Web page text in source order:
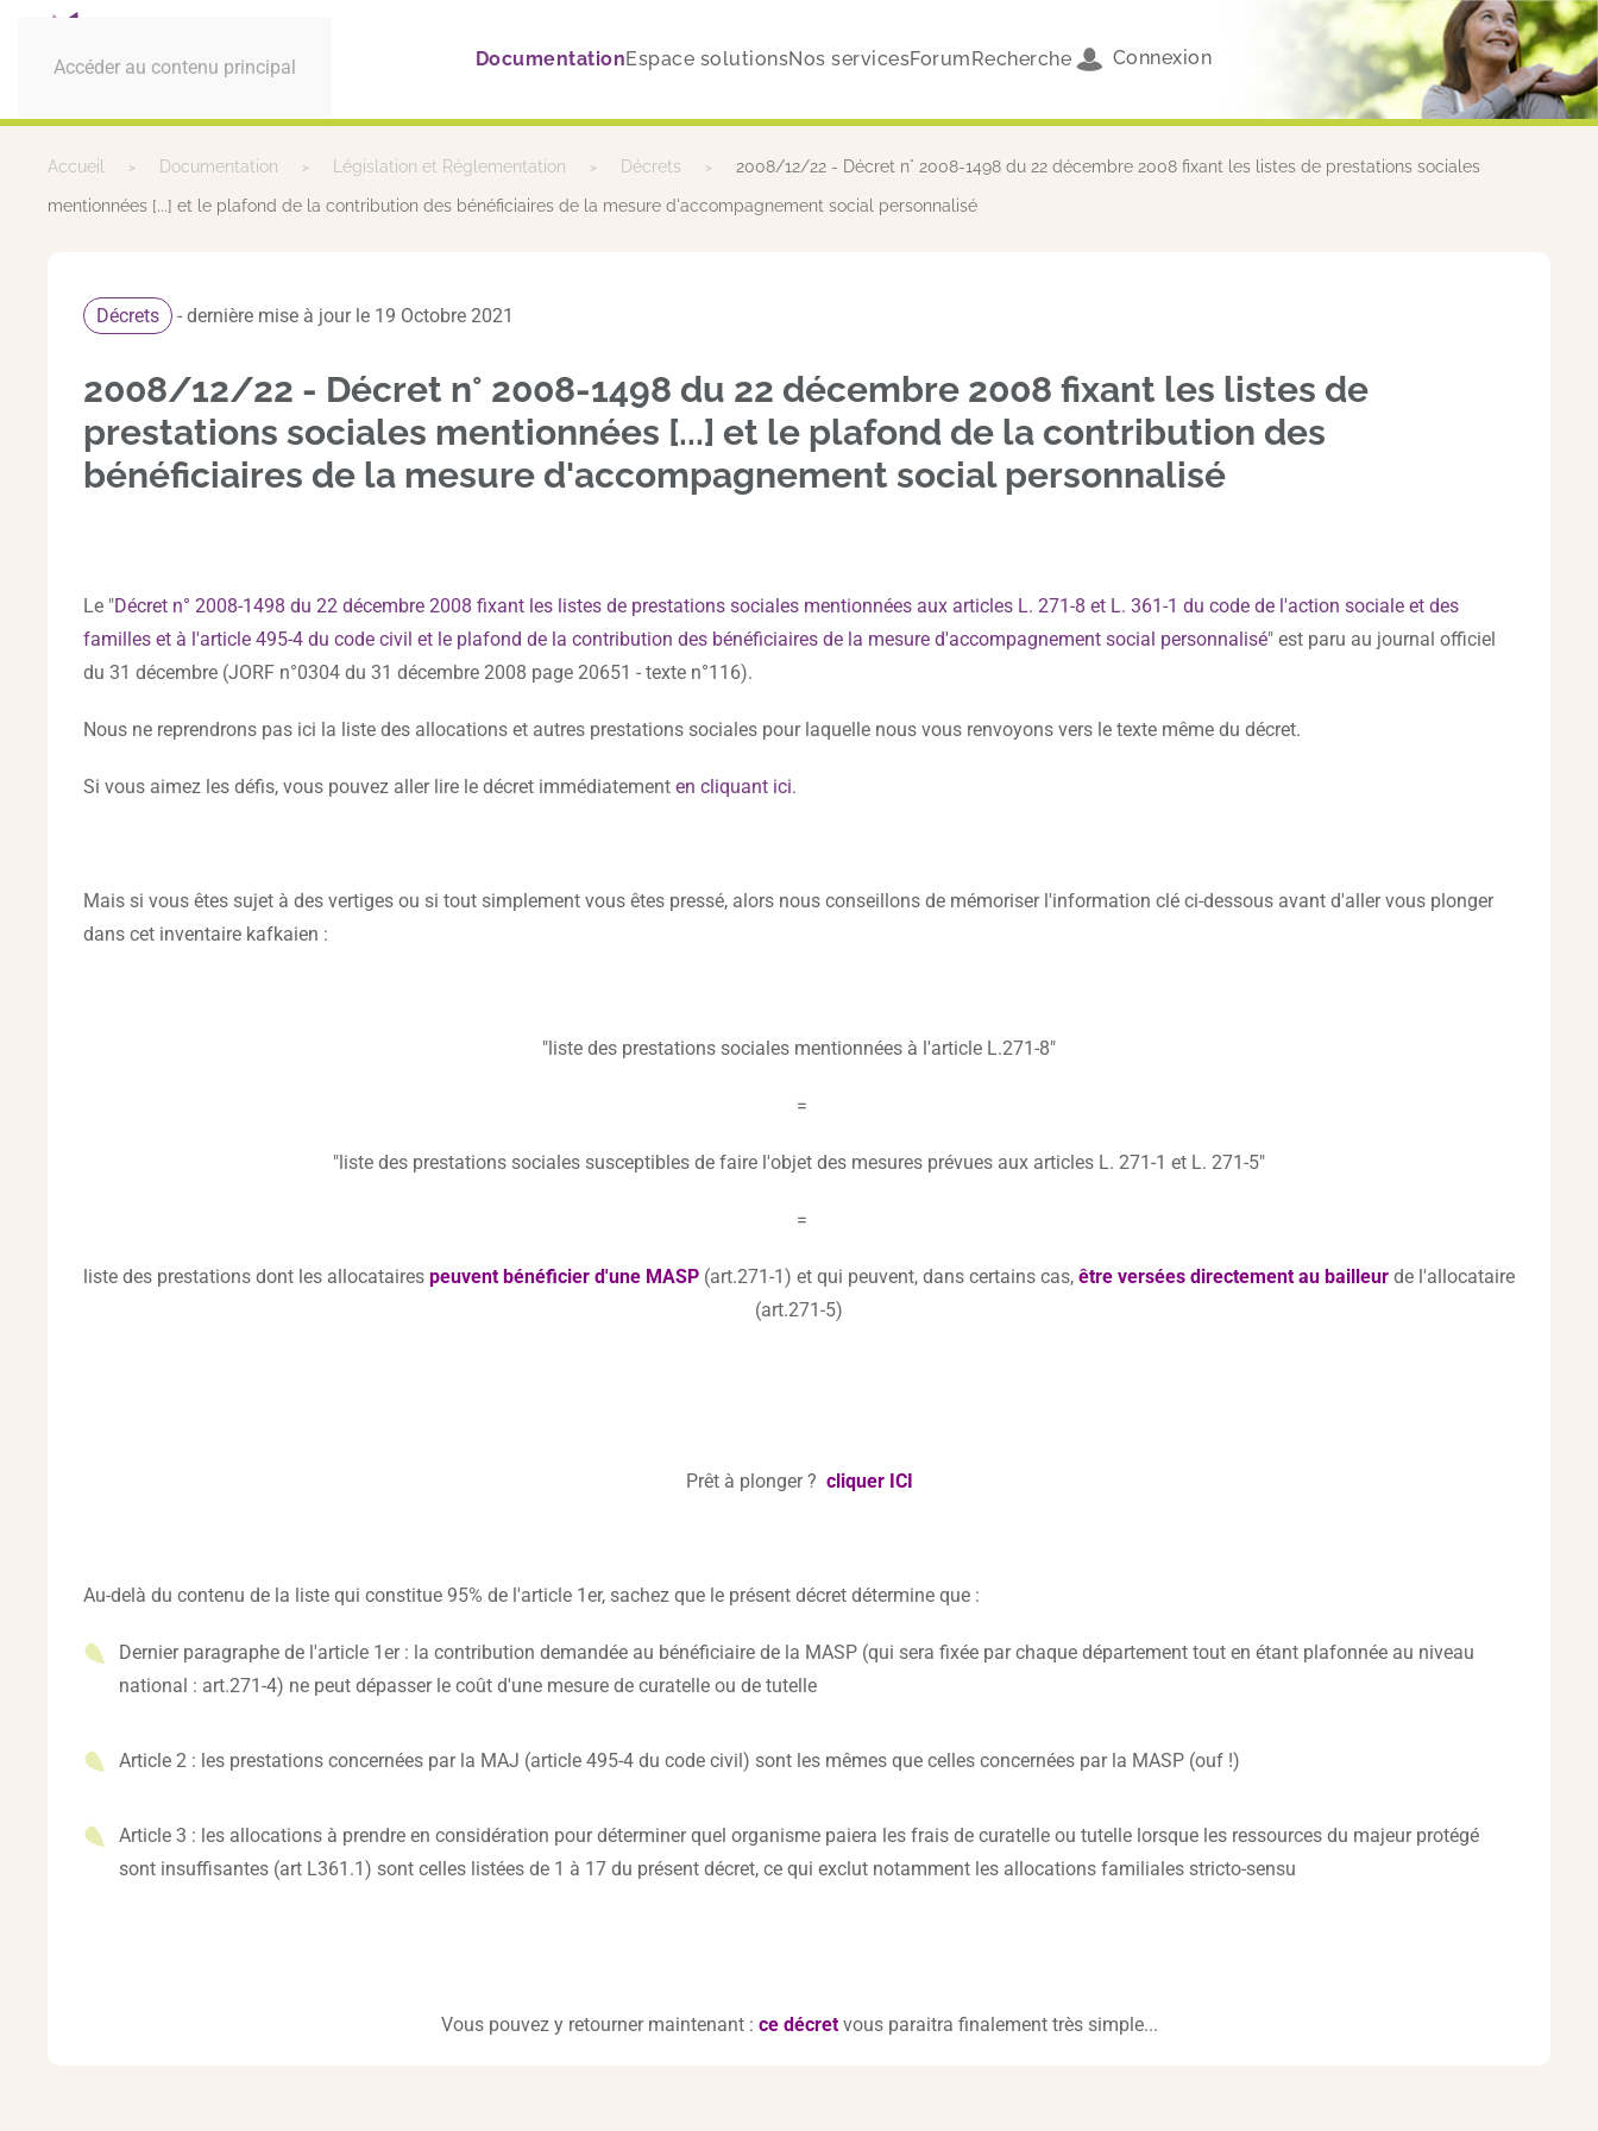
Accéder au contenu principal DocumentationEspace solutionsNos servicesForumRecherche Connexion
Accueil Documentation Législation et Réglementation Décrets 2008/12/22 - Décret n° 2008-1498 du 22 décembre 2008 fixant les listes de prestations sociales
mentionnées [...] et le plafond de la contribution des bénéficiaires de la mesure d'accompagnement social personnalisé
Décrets - dernière mise à jour le 19 Octobre 2021
2008/12/22 - Décret n° 2008-1498 du 22 décembre 2008 fixant les listes de
prestations sociales mentionnées [...] et le plafond de la contribution des
bénéficiaires de la mesure d'accompagnement social personnalisé
Le "Décret n° 2008-1498 du 22 décembre 2008 fixant les listes de prestations sociales mentionnées aux articles L. 271-8 et L. 361-1 du code de l'action sociale et des
familles et à l'article 495-4 du code civil et le plafond de la contribution des bénéficiaires de la mesure d'accompagnement social personnalisé" est paru au journal officiel
du 31 décembre (JORF n°0304 du 31 décembre 2008 page 20651 - texte n°116).
Nous ne reprendrons pas ici la liste des allocations et autres prestations sociales pour laquelle nous vous renvoyons vers le texte même du décret.
Si vous aimez les défis, vous pouvez aller lire le décret immédiatement en cliquant ici.
Mais si vous êtes sujet à des vertiges ou si tout simplement vous êtes pressé, alors nous conseillons de mémoriser l'information clé ci-dessous avant d'aller vous plonger
dans cet inventaire kafkaien :
"liste des prestations sociales mentionnées à l'article L.271-8"
=
"liste des prestations sociales susceptibles de faire l'objet des mesures prévues aux articles L. 271-1 et L. 271-5"
=
liste des prestations dont les allocataires peuvent bénéficier d'une MASP (art.271-1) et qui peuvent, dans certains cas, être versées directement au bailleur de l'allocataire
(art.271-5)
Prêt à plonger ? cliquer ICI
Au-delà du contenu de la liste qui constitue 95% de l'article 1er, sachez que le présent décret détermine que :
Dernier paragraphe de l'article 1er : la contribution demandée au bénéficiaire de la MASP (qui sera fixée par chaque département tout en étant plafonnée au niveau
national : art.271-4) ne peut dépasser le coût d'une mesure de curatelle ou de tutelle
Article 2 : les prestations concernées par la MAJ (article 495-4 du code civil) sont les mêmes que celles concernées par la MASP (ouf !)
Article 3 : les allocations à prendre en considération pour déterminer quel organisme paiera les frais de curatelle ou tutelle lorsque les ressources du majeur protégé
sont insuffisantes (art L361.1) sont celles listées de 1 à 17 du présent décret, ce qui exclut notamment les allocations familiales stricto-sensu
Vous pouvez y retourner maintenant : ce décretvous paraitra finalement très simple...